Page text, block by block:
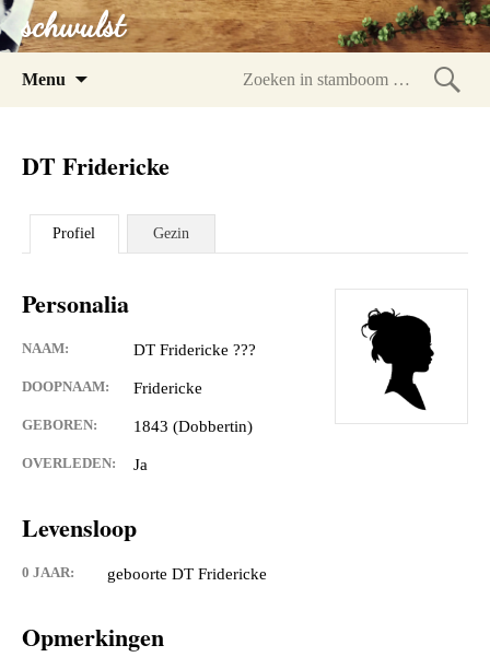
schwulst
Menu
DT Fridericke
Profiel Gezin
Personalia
NAAM: DT Fridericke ???
DOOPNAAM: Fridericke
GEBOREN: 1843 (Dobbertin)
OVERLEDEN: Ja
Levensloop
0 JAAR: geboorte DT Fridericke
Opmerkingen